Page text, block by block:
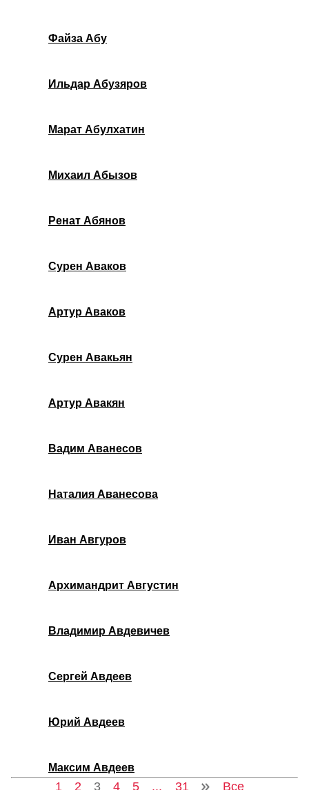
Файза Абу
Ильдар Абузяров
Марат Абулхатин
Михаил Абызов
Ренат Абянов
Сурен Аваков
Артур Аваков
Сурен Авакьян
Артур Авакян
Вадим Аванесов
Наталия Аванесова
Иван Авгуров
Архимандрит Августин
Владимир Авдевичев
Сергей Авдеев
Юрий Авдеев
Максим Авдеев
1 2 3 4 5 ... 31 Все